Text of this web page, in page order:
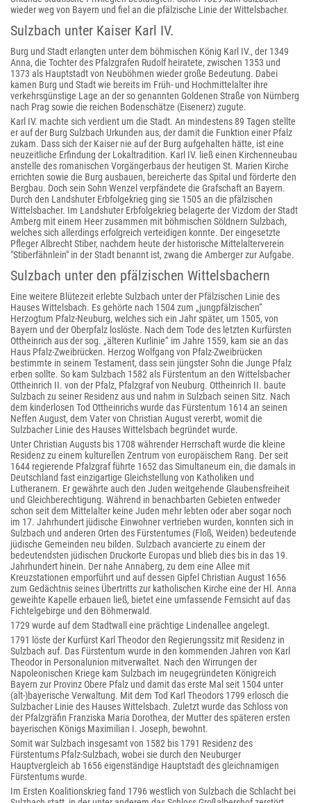
wieder weg von Bayern und fiel an die pfälzische Linie der Wittelsbacher.
Sulzbach unter Kaiser Karl IV.
Burg und Stadt erlangten unter dem böhmischen König Karl IV., der 1349
Anna, die Tochter des Pfalzgrafen Rudolf heiratete, zwischen 1353 und
1373 als Hauptstadt von Neuböhmen wieder große Bedeutung. Dabei
kamen Burg und Stadt wie bereits im Früh- und Hochmittelalter ihre
verkehrsgünstige Lage an der so genannten Goldenen Straße von Nürnberg
nach Prag sowie die reichen Bodenschätze (Eisenerz) zugute.
Karl IV. machte sich verdient um die Stadt. An mindestens 89 Tagen stellte
er auf der Burg Sulzbach Urkunden aus, der damit die Funktion einer Pfalz
zukam. Dass sich der Kaiser nie auf der Burg aufgehalten hätte, ist eine
neuzeitliche Erfindung der Lokaltradition. Karl IV. ließ einen Kirchenneubau
anstelle des romanischen Vorgängerbaus der heutigen St. Marien Kirche
errichten sowie die Burg ausbauen, bereicherte das Spital und förderte den
Bergbau. Doch sein Sohn Wenzel verpfändete die Grafschaft an Bayern.
Durch den Landshuter Erbfolgekrieg ging sie 1505 an die pfälzischen
Wittelsbacher. Im Landshuter Erbfolgekrieg belagerte der Vizdom der Stadt
Amberg mit einem Heer zusammen mit böhmischen Söldnern Sulzbach,
welches sich allerdings erfolgreich verteidigen konnte. Der eingesetzte
Pfleger Albrecht Stiber, nachdem heute der historische Mittelalterverein
"Stiberfähnlein" in der Stadt benannt ist, zwang die Amberger zur Aufgabe.
Sulzbach unter den pfälzischen Wittelsbachern
Eine weitere Blütezeit erlebte Sulzbach unter der Pfälzischen Linie des
Hauses Wittelsbach. Es gehörte nach 1504 zum „jungpfälzischen“
Herzogtum Pfalz-Neuburg, welches sich ein Jahr später, um 1505, von
Bayern und der Oberpfalz loslöste. Nach dem Tode des letzten Kurfürsten
Ottheinrich aus der sog. „älteren Kurlinie“ im Jahre 1559, kam sie an das
Haus Pfalz-Zweibrücken. Herzog Wolfgang von Pfalz-Zweibrücken
bestimmte in seinem Testament, dass sein jüngster Sohn die Junge Pfalz
erben sollte. So kam Sulzbach 1582 als Fürstentum an den Wittelsbacher
Ottheinrich II. von der Pfalz, Pfalzgraf von Neuburg. Ottheinrich II. baute
Sulzbach zu seiner Residenz aus und nahm in Sulzbach seinen Sitz. Nach
dem kinderlosen Tod Ottheinrichs wurde das Fürstentum 1614 an seinen
Neffen August, dem Vater von Christian August vererbt, womit die
Sulzbacher Linie des Hauses Wittelsbach begründet wurde.
Unter Christian Augusts bis 1708 währender Herrschaft wurde die kleine
Residenz zu einem kulturellen Zentrum von europäischem Rang. Der seit
1644 regierende Pfalzgraf führte 1652 das Simultaneum ein, die damals in
Deutschland fast einzigartige Gleichstellung von Katholiken und
Lutheranern. Er gewährte auch den Juden weitgehende Glaubensfreiheit
und Gleichberechtigung. Während in benachbarten Gebieten entweder
schon seit dem Mittelalter keine Juden mehr lebten oder aber sogar noch
im 17. Jahrhundert jüdische Einwohner vertrieben wurden, konnten sich in
Sulzbach und anderen Orten des Fürstentumes (Floß, Weiden) bedeutende
jüdische Gemeinden neu bilden. Sulzbach avancierte zu einem der
bedeutendsten jüdischen Druckorte Europas und blieb dies bis in das 19.
Jahrhundert hinein. Der nahe Annaberg, zu dem eine Allee mit
Kreuzstationen emporführt und auf dessen Gipfel Christian August 1656
zum Gedächtnis seines Übertritts zur katholischen Kirche eine der Hl. Anna
geweihte Kapelle erbauen ließ, bietet eine umfassende Fernsicht auf das
Fichtelgebirge und den Böhmerwald.
1729 wurde auf dem Stadtwall eine prächtige Lindenallee angelegt.
1791 löste der Kurfürst Karl Theodor den Regierungssitz mit Residenz in
Sulzbach auf. Das Fürstentum wurde in den kommenden Jahren von Karl
Theodor in Personalunion mitverwaltet. Nach den Wirrungen der
Napoleonischen Kriege kam Sulzbach im neugegründeten Königreich
Bayern zur Provinz Obere Pfalz und damit das erste Mal seit 1504 unter
(alt-)bayerische Verwaltung. Mit dem Tod Karl Theodors 1799 erlosch die
Sulzbacher Linie des Hauses Wittelsbach. Zuletzt wurde das Schloss von
der Pfalzgräfin Franziska Maria Dorothea, der Mutter des späteren ersten
bayerischen Königs Maximilian I. Joseph, bewohnt.
Somit war Sulzbach insgesamt von 1582 bis 1791 Residenz des
Fürstentums Pfalz-Sulzbach, wobei sie durch den Neuburger
Hauptvergleich ab 1656 eigenständige Hauptstadt des gleichnamigen
Fürstentums wurde.
Im Ersten Koalitionskrieg fand 1796 westlich von Sulzbach die Schlacht bei